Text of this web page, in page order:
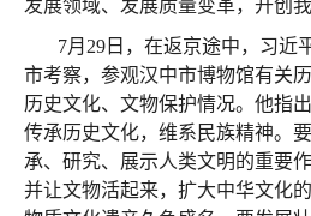
发展领域、发展质量变革，开创
7月29日，在返京途中，习近
市考察，参观汉中市博物馆有关
历史文化、文物保护情况。他指
传承历史文化，维系民族精神。
承、研究、展示人类文明的重要
并让文物活起来，扩大中华文化